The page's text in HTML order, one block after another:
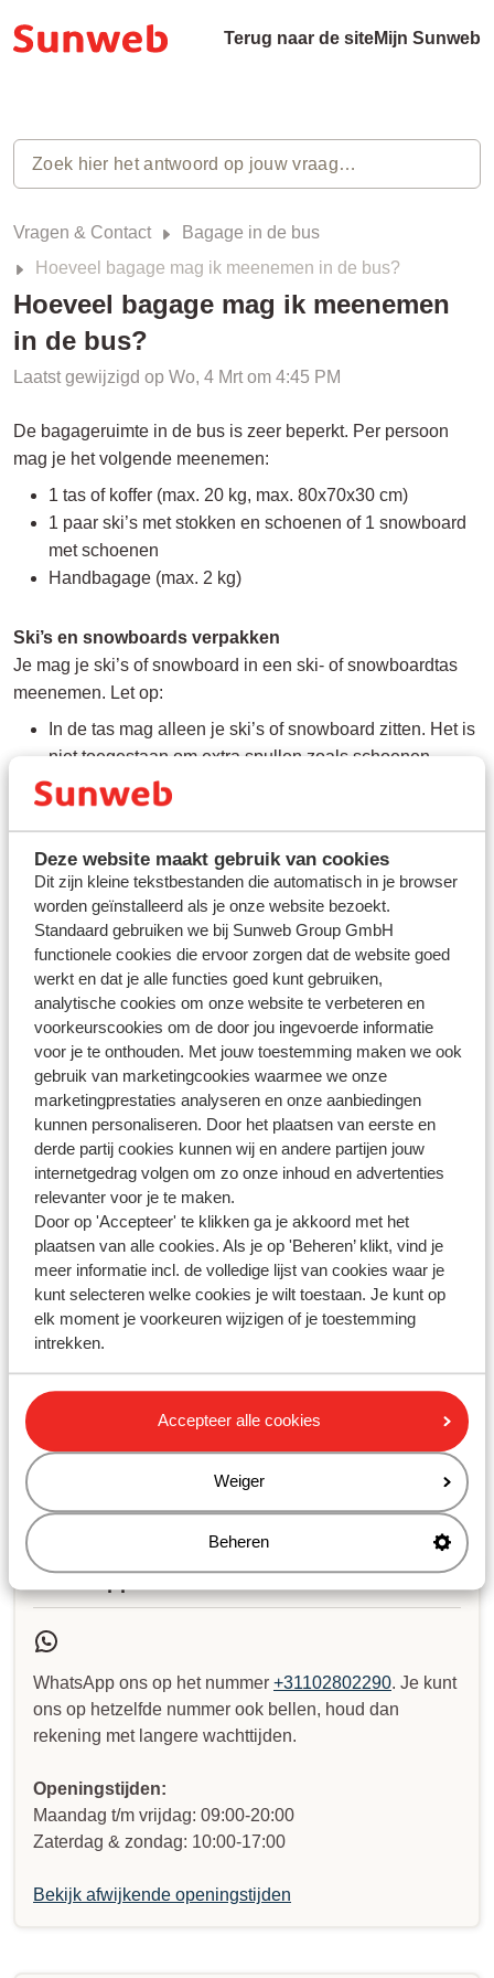
Deze website maakt gebruik van cookies
Dit zijn kleine tekstbestanden die automatisch in je browser
worden geïnstalleerd als je onze website bezoekt.
Standaard gebruiken we bij Sunweb Group GmbH
functionele cookies die ervoor zorgen dat de website goed
werkt en dat je alle functies goed kunt gebruiken,
analytische cookies om onze website te verbeteren en
voorkeurscookies om de door jou ingevoerde informatie
voor je te onthouden. Met jouw toestemming maken we ook
gebruik van marketingcookies waarmee we onze
marketingprestaties analyseren en onze aanbiedingen
kunnen personaliseren. Door het plaatsen van eerste en
derde partij cookies kunnen wij en andere partijen jouw
internetgedrag volgen om zo onze inhoud en advertenties
relevanter voor je te maken.
Door op 'Accepteer' te klikken ga je akkoord met het
plaatsen van alle cookies. Als je op 'Beheren’ klikt, vind je
meer informatie incl. de volledige lijst van cookies waar je
kunt selecteren welke cookies je wilt toestaan. Je kunt op
elk moment je voorkeuren wijzigen of je toestemming
intrekken.
Accepteer alle cookies
Weiger
Beheren
Terug naar de siteMijn Sunweb
Vragen & Contact
Bagage in de bus
Hoeveel bagage mag ik meenemen in de bus?
Hoeveel bagage mag ik meenemen
in de bus?
Laatst gewijzigd op Wo, 4 Mrt om 4:45 PM
De bagageruimte in de bus is zeer beperkt. Per persoon
mag je het volgende meenemen:
1 tas of koffer (max. 20 kg, max. 80x70x30 cm)
1 paar ski’s met stokken en schoenen of 1 snowboard
met schoenen
Handbagage (max. 2 kg)
Ski’s en snowboards verpakken
Je mag je ski’s of snowboard in een ski- of snowboardtas
meenemen. Let op:
In de tas mag alleen je ski’s of snowboard zitten. Het is
niet toegestaan om extra spullen zoals schoenen,
kleding of andere bagage in deze tas te stoppen
Neem skischoenen of snowboardschoenen daarom
Voor snowboards geldt dat je de bindingen moet
verwijderen voordat je het snowboard inpakt. De
bindingen kun je samen met je schoenen in een aparte
schoenentas meenemen.
Om ervoor te zorgen dat alle bagage mee kan, is het ten
strengste verboden om levensmiddelenpakketten mee te
nemen. Heb je te veel bagage, dan is de chauffeur verplicht
deze te weigeren
Vragen over hetzelfde onderwerp
Gerelateerde vragen
Heeft een baby recht op een eigen koffer?
Pegasus - hoeveel bagage mag ik meenemen?
airBaltic - hoeveel bagage mag ik meenemen?
Heb jij jouw antwoord niet
gevonden?
WhatsApp ons op het nummer +31102802290. Je kunt
ons op hetzelfde nummer ook bellen, houd dan
rekening met langere wachttijden.
Openingstijden:
Maandag t/m vrijdag: 09:00-20:00
Zaterdag & zondag: 10:00-17:00
Bekijk afwijkende openingstijden